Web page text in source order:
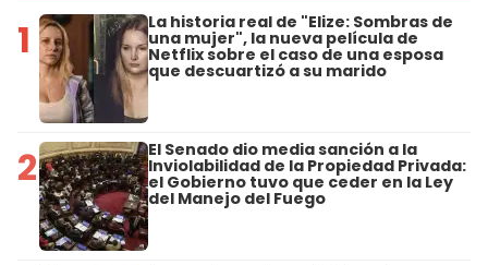
1 La historia real de "Elize: Sombras de
una mujer", la nueva película de
Netflix sobre el caso de una esposa
que descuartizó a su marido
2 El Senado dio media sanción a la
Inviolabilidad de la Propiedad Privada:
el Gobierno tuvo que ceder en la Ley
del Manejo del Fuego